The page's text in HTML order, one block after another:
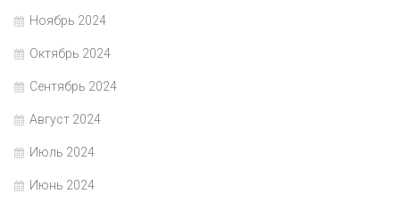
Ноябрь 2024
Октябрь 2024
Сентябрь 2024
Август 2024
Июль 2024
Июнь 2024